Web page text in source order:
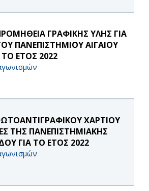
ΓΡΑΦΙΚΗΣ ΥΛΗΣ ΓΙΑ
ΠΑΝΕΠΙΣΤΗΜΙΟΥ ΑΙΓΑΙΟΥ
ΕΤΟΣ 2022
ΧΑΡΤΙΟΥ
ΤΗΣ ΠΑΝΕΠΙΣΤΗΜΙΑΚΗΣ
ΓΙΑ ΤΟ ΕΤΟΣ 2022